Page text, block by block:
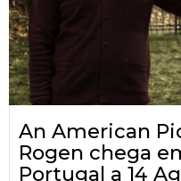
An American
Rogen chega
Portugal a 14